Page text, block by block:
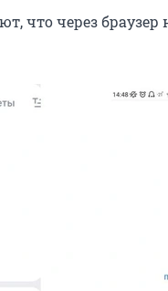
что через браузер